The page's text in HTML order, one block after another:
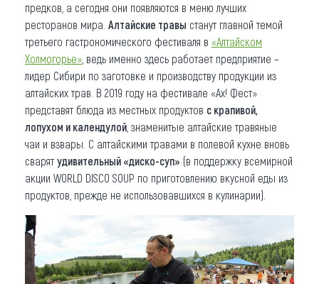
предков, а сегодня они появляются в меню лучших
ресторанов мира. Алтайские травы станут главной темой
третьего гастрономического фестиваля в «Алтайском
Холмогорье» , ведь именно здесь работает предприятие –
лидер Сибири по заготовке и производству продукции из
алтайских трав. В 2019 году на фестивале «Ах! Фест»
представят блюда из местных продуктов с крапивой,
лопухом и календулой , знаменитые алтайские травяные
чаи и взвары. С алтайскими травами в полевой кухне вновь
сварят удивительный «диско-суп» (в поддержку всемирной
акции WORLD DISCO SOUP по приготовлению вкусной еды из
продуктов, прежде не использовавшихся в кулинарии).